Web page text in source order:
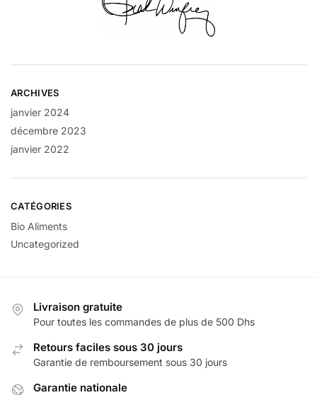
ARCHIVES
janvier 2024
décembre 2023
janvier 2022
CATÉGORIES
Bio Aliments
Uncategorized
Livraison gratuite
Pour toutes les commandes de plus de 500 Dhs
Retours faciles sous 30 jours
Garantie de remboursement sous 30 jours
Garantie nationale